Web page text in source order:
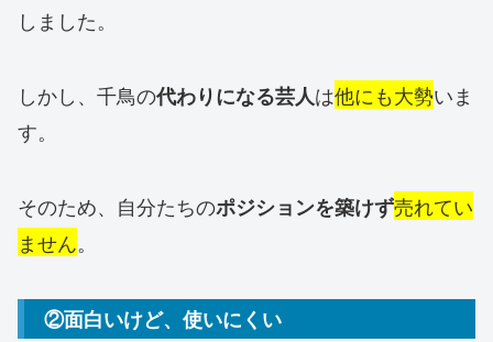
しました。
しかし、千鳥の代わりになる芸人は他にも大勢いま
す。
そのため、自分たちのポジションを築けず売れてい
ません。
②面白いけど、使いにくい